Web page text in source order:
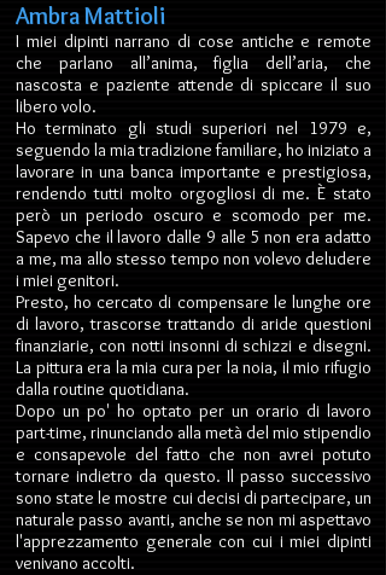
Ambra Mattioli
I miei dipinti narrano di cose antiche e remote
che parlano all’anima, figlia dell’aria, che
nascosta e paziente attende di spiccare il suo
libero volo.
Ho terminato gli studi superiori nel 1979 e,
seguendo la mia tradizione familiare, ho iniziato a
lavorare in una banca importante e prestigiosa,
rendendo tutti molto orgogliosi di me. È stato
però un periodo oscuro e scomodo per me.
Sapevo che il lavoro dalle 9 alle 5 non era adatto
a me, ma allo stesso tempo non volevo deludere
i miei genitori.
Presto, ho cercato di compensare le lunghe ore
di lavoro, trascorse trattando di aride questioni
finanziarie, con notti insonni di schizzi e disegni.
La pittura era la mia cura per la noia, il mio rifugio
dalla routine quotidiana.
Dopo un po' ho optato per un orario di lavoro
part-time, rinunciando alla metà del mio stipendio
e consapevole del fatto che non avrei potuto
tornare indietro da questo. Il passo successivo
sono state le mostre cui decisi di partecipare, un
naturale passo avanti, anche se non mi aspettavo
l'apprezzamento generale con cui i miei dipinti
venivano accolti.